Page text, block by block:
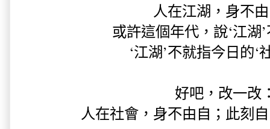
人在江湖，身不
或許這個年代，說‘江湖
‘江湖’不就指今日的‘
好吧，改一改
人在社會，身不由自；此刻